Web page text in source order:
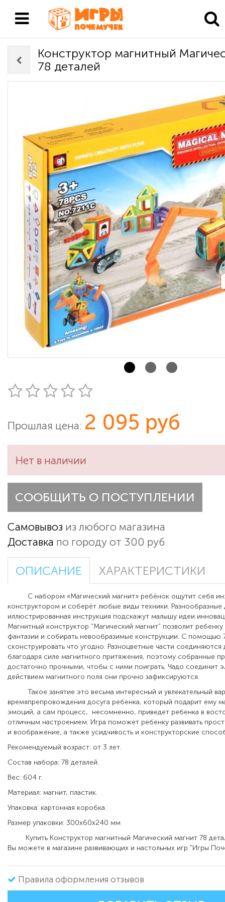
Конструктор магнитный
78 деталей
Прошлая цена: 2 095 руб
Нет в наличии
СООБЩИТЬ О ПОСТУПЛЕНИИ
Самовывоз из любого магазина
Доставка по городу от 300 руб
ОПИСАНИЕ ХАРАКТЕРИСТИКИ
С набором «Магический магнит» ребёнок ощутит себя
конструктором и соберёт любые виды техники. Разнообразные
иллюстрированная инструкция подскажут малышу идеи
Магнитный конструктор "Магический магнит" позволит
фантазии и собирать невообразимые конструкции. С помощью
сконструировать что угодно. Разноцветные части соединяются
благодаря силе магнитного притяжения, поэтому собранные
достаточно прочными, чтобы с ними поиграть. Чадо соединит
действием магнитного поля они прочно зафиксируются.
Такое занятие это весьма интересный и увлекательный
времяпрепровождения досуга ребенка, который подарит ему
эмоций, а сам процесс, несомненно, приведет ребенка в
отличным настроением. Игра поможет ребенку развивать
и воображение, а также усидчивость и конструкторские
Рекомендуемый возраст: от 3 лет.
Состав набора: 78 деталей.
Вес: 604 г.
Материал: магнит, пластик.
Упаковка: картонная коробка.
Размер упаковки: 300х60х240 мм
Купить Конструктор магнитный Магический магнит 78
Вы можете в магазине развивающих и настольных игр "Игры
Правила оформления отзывов